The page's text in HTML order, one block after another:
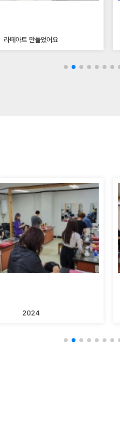
라떼아트 만들었어요
2024